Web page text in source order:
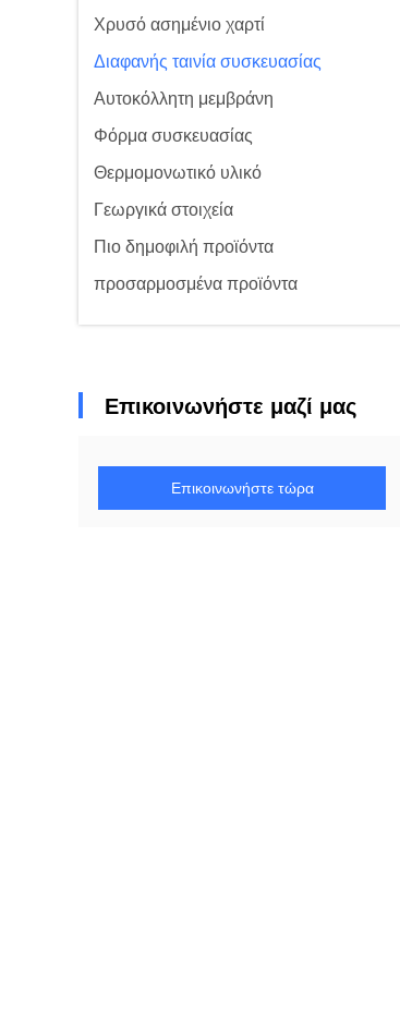
Χρυσό ασημένιο χαρτί
Διαφανής ταινία συσκευασίας
Αυτοκόλλητη μεμβράνη
Φόρμα συσκευασίας
Θερμομονωτικό υλικό
Γεωργικά στοιχεία
Πιο δημοφιλή προϊόντα
προσαρμοσμένα προϊόντα
Επικοινωνήστε μαζί μας
Επικοινωνήστε τώρα